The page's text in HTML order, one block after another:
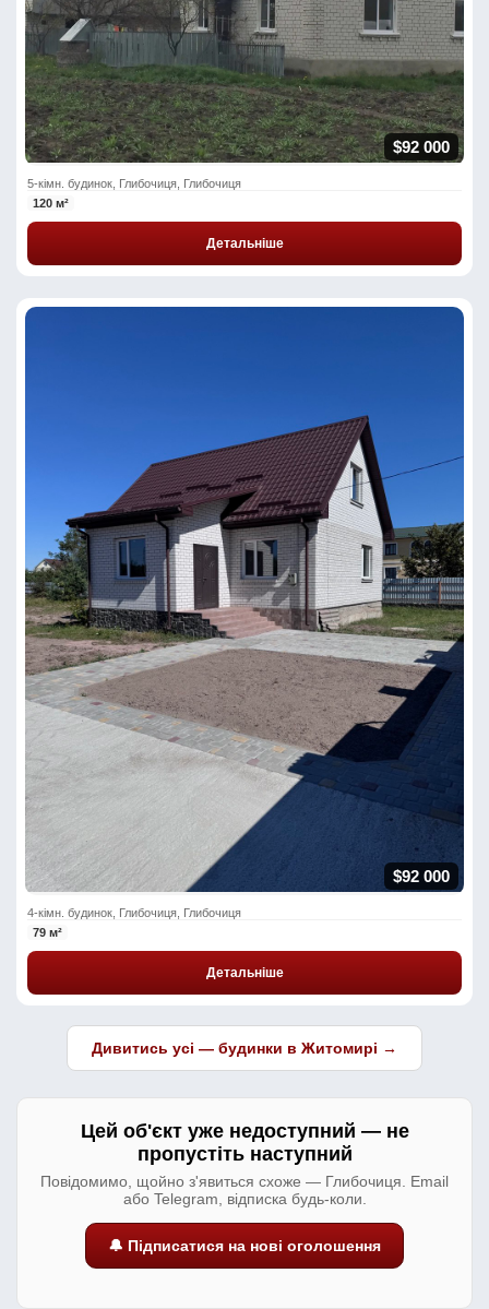
$92 000
5-кімн. будинок, Глибочиця, Глибочиця
120 м²
Детальніше
$92 000
4-кімн. будинок, Глибочиця, Глибочиця
79 м²
Детальніше
Дивитись усі — будинки в Житомирі →
Цей об'єкт уже недоступний — не
пропустіть наступний
Повідомимо, щойно з'явиться схоже — Глибочиця. Email
або Telegram, відписка будь-коли.
🔔 Підписатися на нові оголошення